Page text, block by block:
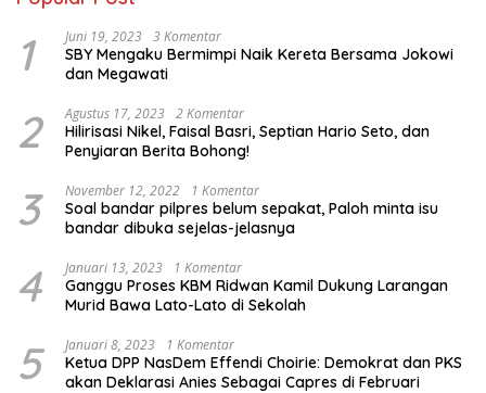
1 Juni 19, 2023 3 Komentar
SBY Mengaku Bermimpi Naik Kereta Bersama Jokowi
dan Megawati
2 Agustus 17, 2023 2 Komentar
Hilirisasi Nikel, Faisal Basri, Septian Hario Seto, dan
Penyiaran Berita Bohong!
3 November 12, 2022 1 Komentar
Soal bandar pilpres belum sepakat, Paloh minta isu
bandar dibuka sejelas-jelasnya
4 Januari 13, 2023 1 Komentar
Ganggu Proses KBM Ridwan Kamil Dukung Larangan
Murid Bawa Lato-Lato di Sekolah
5 Januari 8, 2023 1 Komentar
Ketua DPP NasDem Effendi Choirie: Demokrat dan PKS
akan Deklarasi Anies Sebagai Capres di Februari